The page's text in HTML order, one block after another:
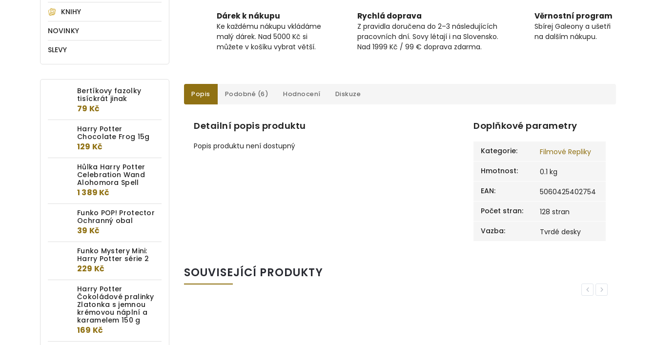
KNIHY
NOVINKY
SLEVY
Bertíkovy fazolky
tisíckrát jinak
79 Kč
Harry Potter
Chocolate Frog 15g
129 Kč
Hůlka Harry Potter
Celebration Wand
Alohomora Spell
1 389 Kč
Funko POP! Protector
Ochranný obal
39 Kč
Funko Mystery Mini:
Harry Potter série 2
229 Kč
Harry Potter
Čokoládové pralinky
Zlatonka s jemnou
krémovou náplní a
karamelem 150 g
169 Kč
Dárek k nákupu
Ke každému nákupu vkládáme
malý dárek. Nad 5000 Kč si
můžete v košíku vybrat větší.
Rychlá doprava
Z pravidla doručena do 2–3 následujících
pracovních dní. Sovy létají i na Slovensko.
Nad 1999 Kč / 99 € doprava zdarma.
Věrnostní program
Sbírej Galeony a ušetři
na dalším nákupu.
Popis Podobné (6) Hodnocení Diskuze
Detailní popis produktu
Popis produktu není dostupný
Doplňkové parametry
Kategorie:
Filmové Repliky
Hmotnost:
0.1 kg
EAN:
5060425402754
Počet stran:
128 stran
Vazba: Tvrdé desky
SOUVISEJÍCÍ PRODUKTY
Previous
Next